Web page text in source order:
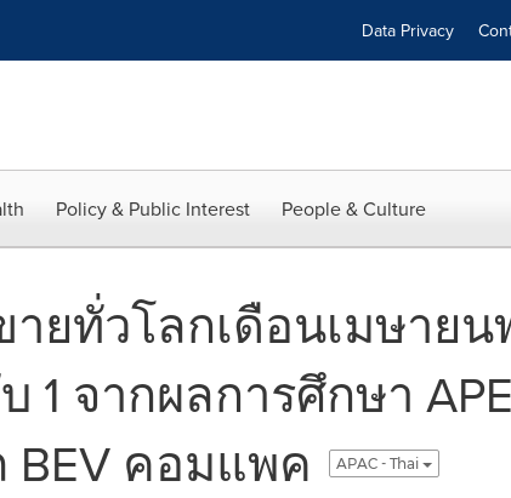
Data Privacy
Policy & Public Interest People & Culture
ยทั่วโลกเดือนเมษายน
1 จากผลการศึกษา
BEV คอมแพค
APAC - Thai